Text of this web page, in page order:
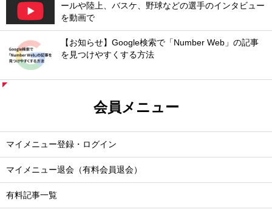
ールや陸上、バスケ、野球などの選手のインタビュー
を動画で
【お知らせ】Google検索で「Number Web」の記事
を見つけやすくする方法
会員メニュー
マイメニュー登録・ログイン
マイメニュー退会（有料会員退会）
有料記事一覧